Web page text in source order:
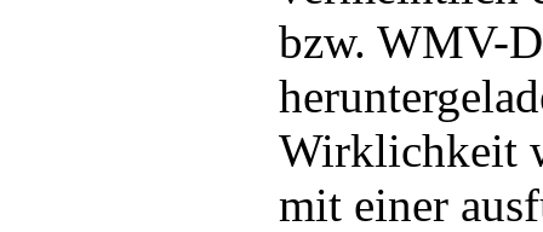
bzw. WMV-
Wirklichkeit
mit einer